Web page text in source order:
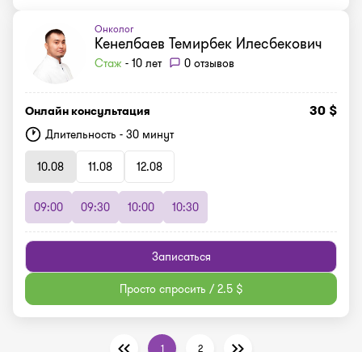
Онколог
Кенелбаев Темирбек Илесбекович
Стаж - 10 лет 0 отзывов
Онлайн консультация 30 $
Длительность - 30 минут
10.08
11.08 12.08
09:00 09:30 10:00 10:30
Записаться
Просто спросить / 2.5 $
1 2